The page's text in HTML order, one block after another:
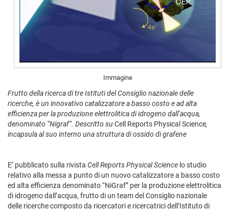
Immagine
Frutto della ricerca di tre Istituti del Consiglio nazionale delle
ricerche, è un innovativo catalizzatore a basso costo e ad alta
efficienza per la produzione elettrolitica di idrogeno dall’acqua,
denominato “Nigraf”. Descritto suCell Reports Physical Science,
incapsula al suo interno una struttura di ossido di grafene
E’ pubblicato sulla rivista Cell Reports Physical Science lo studio
relativo alla messa a punto di un nuovo catalizzatore a basso costo
ed alta efficienza denominato “NiGraf” per la produzione elettrolitica
di idrogeno dall’acqua, frutto di un team del Consiglio nazionale
delle ricerche composto da ricercatori e ricercatrici dell’Istituto di